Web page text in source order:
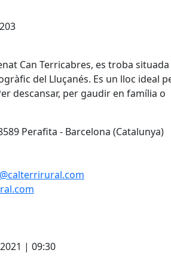
Can Terricabres, es troba
del Lluçanés. Es un lloc ideal
descansar, per gaudir en família o
Perafita - Barcelona (Catalunya)
| 09:30